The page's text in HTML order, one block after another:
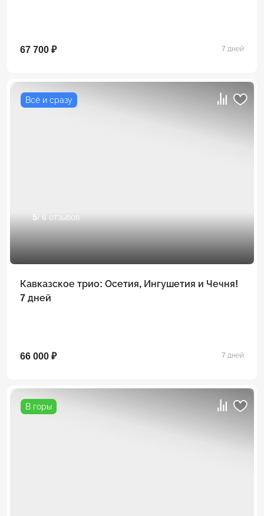
67 700 ₽ 7 дней
Всё и сразу
5/ 6 отзывов
Кавказское трио: Осетия, Ингушетия и Чечня!
7 дней
66 000 ₽ 7 дней
В горы